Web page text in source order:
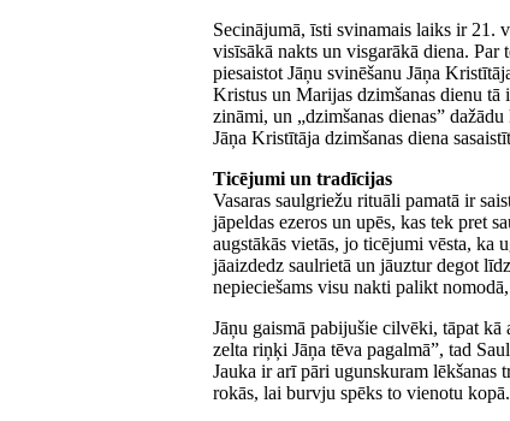
Secinājumā, īsti svinamais laiks ir 21.
visīsākā nakts un visgarākā diena.
piesaistot Jāņu svinēšanu Jāņa
Kristus un Marijas dzimšanas dienu
zināmi, un „dzimšanas dienas”
Jāņa Kristītāja dzimšanas diena
Ticējumi un tradīcijas
Vasaras saulgriežu rituāli pamatā ir
jāpeldas ezeros un upēs, kas tek pret
augstākās vietās, jo ticējumi vēsta, ka
jāaizdedz saulrietā un jāuztur degot
nepieciešams visu nakti palikt
Jāņu gaismā pabijušie cilvēki, tāpat
zelta riņķi Jāņa tēva pagalmā”, tad
Jauka ir arī pāri ugunskuram lēkšanas
rokās, lai burvju spēks to vienotu kopā.